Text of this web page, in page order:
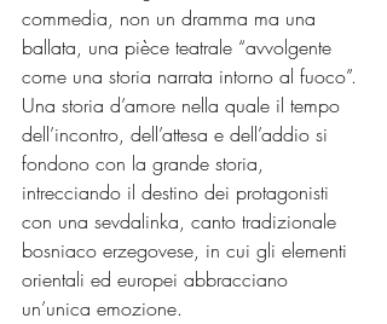
commedia, non un dramma ma una
ballata, una pièce teatrale “avvolgente
come una storia narrata intorno al fuoco”.
Una storia d’amore nella quale il tempo
dell’incontro, dell’attesa e dell’addio si
fondono con la grande storia,
intrecciando il destino dei protagonisti
con una sevdalinka, canto tradizionale
bosniaco erzegovese, in cui gli elementi
orientali ed europei abbracciano
un’unica emozione.